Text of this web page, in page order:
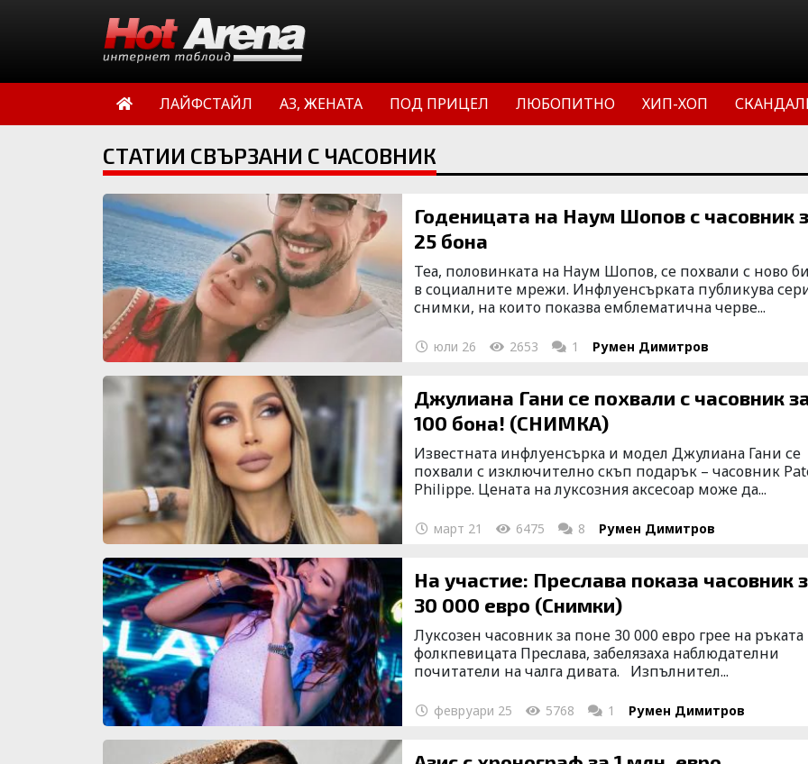
ЛАЙФСТАЙЛ АЗ, ЖЕНАТА ПОД ПРИЦЕЛ ЛЮБОПИТНО ХИП-ХОП
СТАТИИ СВЪРЗАНИ С ЧАСОВНИК
Годеницата на Наум Шопов с часовник за
25 бона
Теа, половинката на Наум Шопов, се похвали с ново
в социалните мрежи. Инфлуенсърката публикува
снимки, на които показва емблематична черве...
юли 26 2653 1 Румен Димитров
Джулиана Гани се похвали с часовник
100 бона! (СНИМКА)
Известната инфлуенсърка и модел Джулиана Гани се
похвали с изключително скъп подарък – часовник
Philippe. Цената на луксозния аксесоар може да...
март 21 6475 8 Румен Димитров
На участие: Преслава показа часовник
30 000 евро (Снимки)
Луксозен часовник за поне 30 000 евро грее на ръката
фолкпевицата Преслава, забелязаха наблюдателни
почитатели на чалга дивата. Изпълнител...
февруари 25 5768 1 Румен Димитров